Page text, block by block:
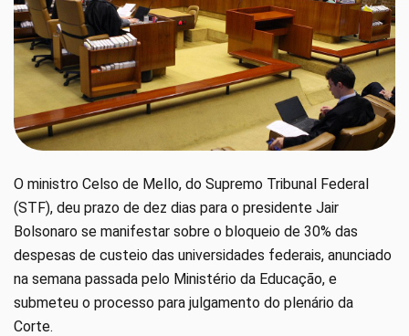
O ministro Celso de Mello, do Supremo Tribunal Federal
(STF), deu prazo de dez dias para o presidente Jair
Bolsonaro se manifestar sobre o bloqueio de 30% das
despesas de custeio das universidades federais, anunciado
na semana passada pelo Ministério da Educação, e
submeteu o processo para julgamento do plenário da
Corte.